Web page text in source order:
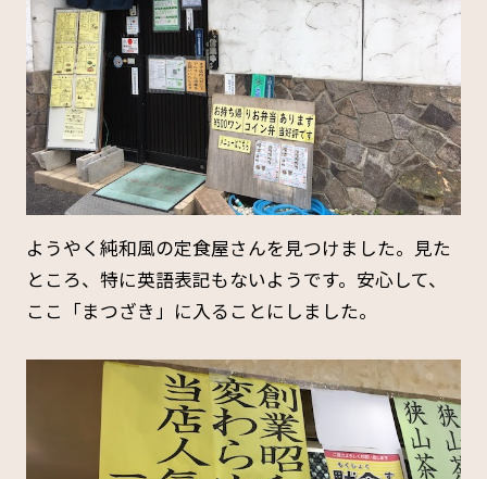
ようやく純和風の定食屋さんを見つけました。見た
ところ、特に英語表記もないようです。安心して、
ここ「まつざき」に入ることにしました。